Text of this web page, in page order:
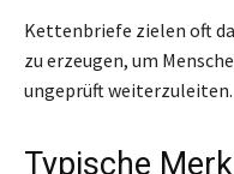
Kettenbriefe zielen oft
zu erzeugen, um
ungeprüft weiterzuleiten.
Typische